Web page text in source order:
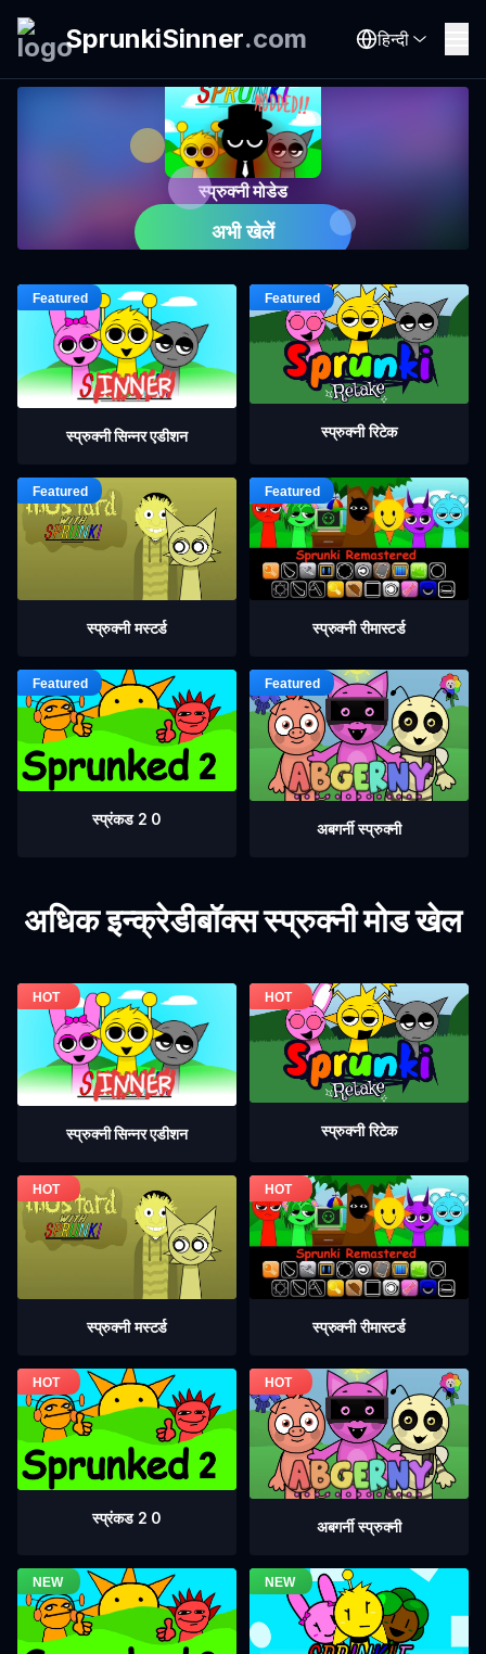
SprunkiSinner.com हिन्दी
स्प्रुक्नी मोडेड
अभी खेलें
स्प्रुक्नी सिन्नर एडीशन स्प्रुक्नी रिटेक
स्प्रुक्नी मस्टर्ड स्प्रुक्नी रीमास्टर्ड
स्प्रंकड 2 0
अबगर्नी स्प्रुक्नी
अधिक इन्क्रेडीबॉक्स स्प्रुक्नी मोड खेल
स्प्रुक्नी सिन्नर एडीशन स्प्रुक्नी रिटेक
स्प्रुक्नी मस्टर्ड स्प्रुक्नी रीमास्टर्ड
स्प्रंकड 2 0
अबगर्नी स्प्रुक्नी